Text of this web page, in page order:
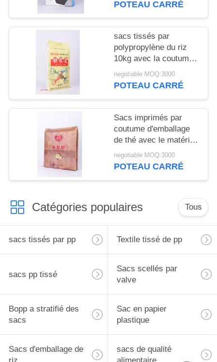
POTEAU CARRÉ
sacs tissés par
polypropylène du riz
10kg avec la coutume
de couture de fil de
poignée imprimés
negotiable MOQ:3000
POTEAU CARRÉ
Sacs imprimés par
coutume d'emballage
de thé avec le matériel
tissé par pp de Bopp
écologique
negotiable MOQ:3000
POTEAU CARRÉ
Catégories populaires Tous
sacs tissés par pp Textile tissé de pp
sacs pp tissé
Sacs scellés par
valve
Bopp a stratifié des
sacs
Sac en papier
plastique
Sacs d'emballage de
sacs de qualité